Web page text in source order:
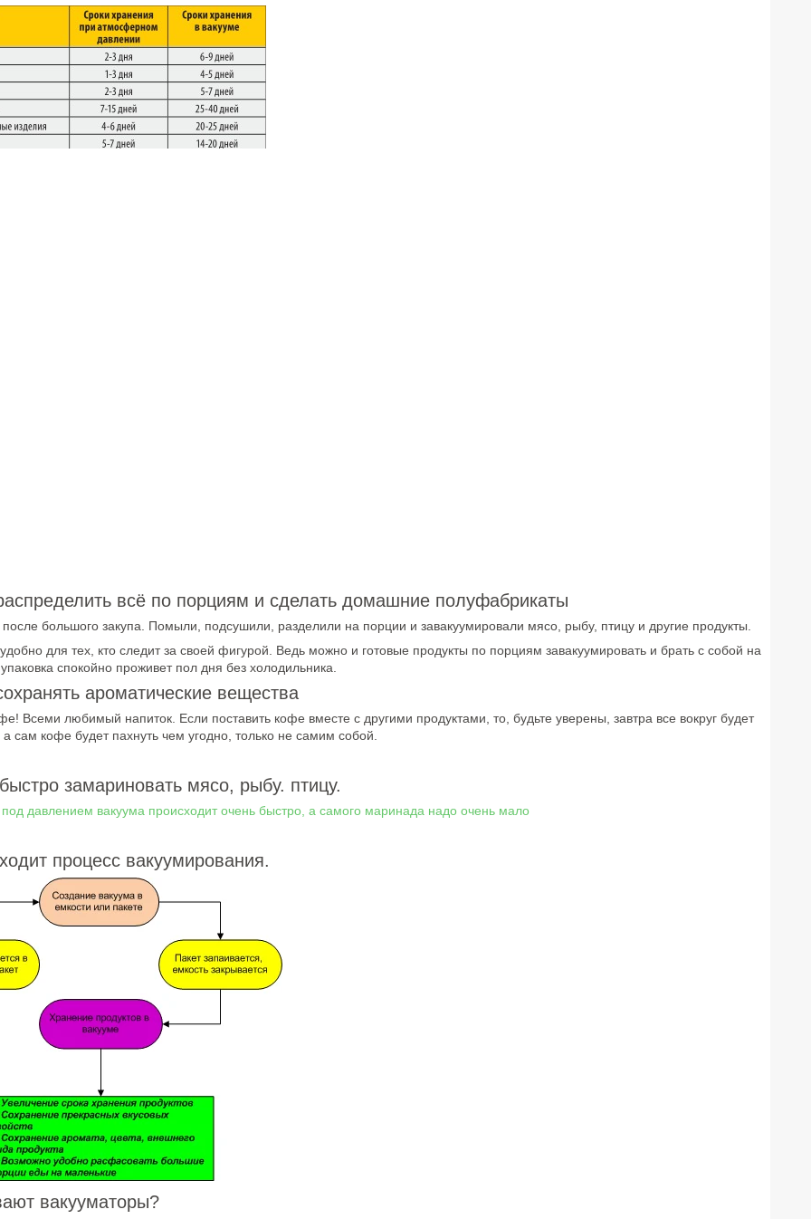
всё по порциям и сделать домашние полуфабрикаты
большого закупа. Помыли, подсушили, разделили на порции и завакуумировали мясо, рыбу, птицу и другие продукты.
для тех, кто следит за своей фигурой. Ведь можно и готовые продукты по порциям завакуумировать и брать с собой на
спокойно проживет пол дня без холодильника.
ароматические вещества
Всеми любимый напиток. Если поставить кофе вместе с другими продуктами, то, будьте уверены, завтра все вокруг будет
а сам кофе будет пахнуть чем угодно, только не самим собой.
замариновать мясо, рыбу. птицу.
давлением вакуума происходит очень быстро, а самого маринада надо очень мало
процесс вакуумирования.
вакууматоры?